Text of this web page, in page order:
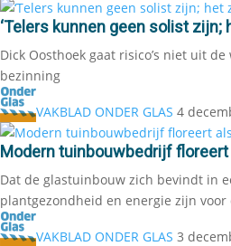
‘Telers kunnen geen solist zijn;
Dick Oosthoek gaat risico’s niet uit
bezinning
VAKBLAD ONDER GLAS 4
Modern tuinbouwbedrijf
Dat de glastuinbouw zich bevindt in
plantgezondheid en energie zijn voor
VAKBLAD ONDER GLAS 3